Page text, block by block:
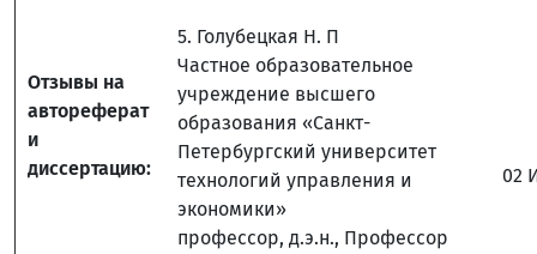
Отзывы на
автореферат
и
диссертацию:
5. Голубецкая Н. П
Частное образовательное
учреждение высшего
образования «Санкт-
Петербургский университет
технологий управления и
экономики»
профессор, д.э.н., Профессор
02